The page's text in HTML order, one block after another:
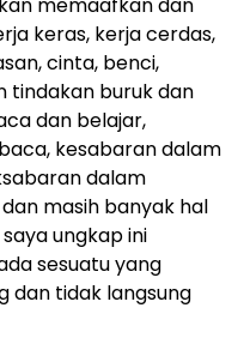
memaafkan dan
keras, kerja cerdas,
cinta, benci,
tindakan buruk dan
dan belajar,
kesabaran dalam
dalam
masih banyak hal
ungkap ini
sesuatu yang
dan tidak langsung